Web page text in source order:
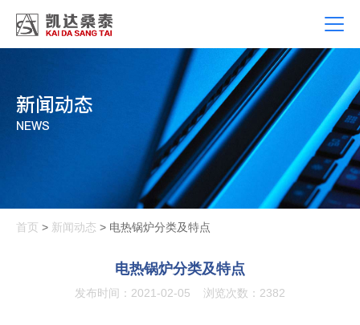
新闻动态
NEWS
首页 > 新闻动态 > 电热锅炉分类及特点
电热锅炉分类及特点
发布时间：2021-02-05 浏览次数：2382